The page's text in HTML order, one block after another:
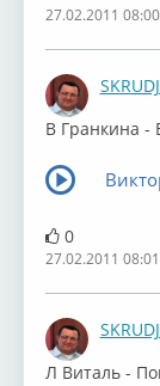
27.02.2011 08:00
В Гранкина -
0
27.02.2011 08:01
Л Виталь -